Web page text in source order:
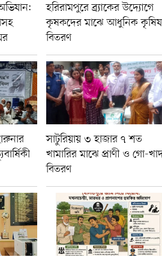
হরিরামপুরে ব্র্যাকের উদ্যোগে
কৃষকদের মাঝে আধুনিক
বিতরণ
সাটুরিয়ায় ৩ হাজার ৭ শত
খামারির মাঝে প্রাণী ও গো-
বিতরণ